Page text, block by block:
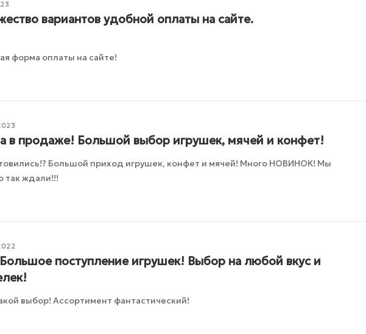
вариантов удобной оплаты на сайте.
форма оплаты на сайте!
в продаже! Большой выбор игрушек, мячей и конфет!
Большой приход игрушек, конфет и мячей! Много НОВИНОК! Мы
так ждали!!!
поступление игрушек! Выбор на любой вкус и
выбор! Ассортимент фантастический!